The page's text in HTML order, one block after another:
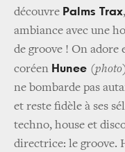
découvre Palms Trax
ambiance avec une
de groove ! On adore
coréen Hunee
ne bombarde pas
et reste fidèle à ses
techno, house et
directrice: le groove.